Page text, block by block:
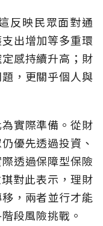
反映民眾面對通
出增加等多重環
感持續升高；財
，更關乎個人與
實際準備。從財
優先透過投資、
透過保障型保險
對此表示，理財
，兩者並行才能
段風險挑戰。